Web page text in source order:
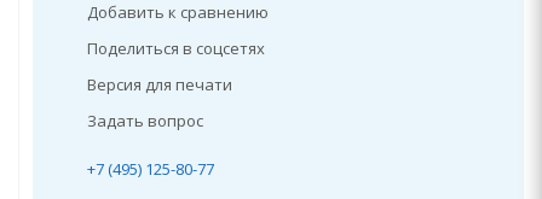
Добавить к сравнению
Поделиться в соцсетях
Версия для печати
Задать вопрос
+7 (495) 125-80-77